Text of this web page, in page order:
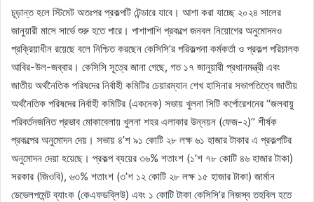
চূড়ান্ত হলে স্টিমেট অতঃপর প্রকল্পটি টেন্ডারে যাবে। আশা করা যাচ্ছে ২০২৪ সালের
জানুয়ারী মাসে সার্ভে শুরু হতে পারে। পাশাপাশি প্রকল্পে জনবল নিয়োগের অনুমোদনও
প্রক্রিয়াধীন রয়েছে বলে নিশ্চিত করছেন কেসিসি’র পরিকল্পনা কর্মকর্তা ও প্রকল্প পরিচালক
আবির-উল-জব্বার। কেসিসি সূত্রে জানা গেছে, গত ১৭ জানুয়ারী প্রধানমন্ত্রী এবং
জাতীয় অর্থনৈতিক পরিষদের নির্বাহী কমিটির চেয়ারম্যান শেখ হাসিনার সভাপতিত্বে জাতীয়
অর্থনৈতিক পরিষদের নির্বাহী কমিটির (একনেক) সভায় খুলনা সিটি কর্পোরেশনের ‘‘জলবায়ু
পরিবর্তনজনিত প্রভাব মোকাবেলায় খুলনা শহর এলাকার উন্নয়ন (ফেজ-২)’’ শীর্ষক
প্রকল্পের অনুমোদন দেয়। সভায় ৪’শ ৯১ কোটি ২৮ লক্ষ ৬১ হাজার টাকার এ প্রকল্পটির
অনুমোদন দেয়া হয়েছে। প্রকল্প ব্যয়ের ৩৬% শতাংশ (১’শ ৭৮ কোটি ৪৬ হাজার টাকা)
সরকার (জিওবি), ৬৩% শতাংশ (৩’শ ১২ কোটি ২৮ লক্ষ ১৫ হাজার টাকা) জার্মান
ডেভেলপমেন্ট ব্যাংক (কেএফডব্লিউ) এবং ১ কোটি টাকা কেসিসি’র নিজস্ব তহবিল হতে